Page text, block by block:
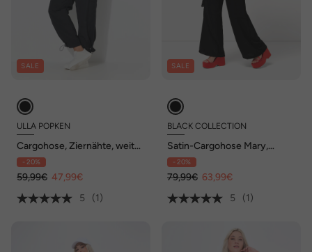
SALE
ULLA POPKEN
Cargohose, Ziernähte, weites
Bein, Elastiksaum
- 20%
59,99€ 47,99€
5
(1)
SALE
BLACK COLLECTION
Satin-Cargohose Mary,
weites, gerades Bein,
Elastikbund
- 20%
79,99€ 63,99€
5
(1)